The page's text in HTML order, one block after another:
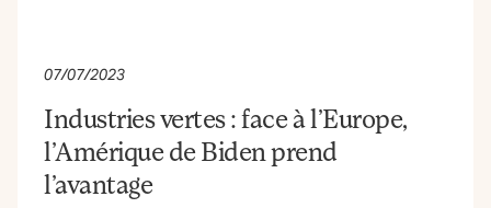
07/07/2023
Industries vertes : face à l’Europe,
l’Amérique de Biden prend
l’avantage